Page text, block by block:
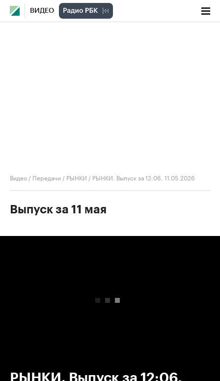
ВИДЕО
Видео / Передачи / РЫНКИ / РЫНКИ. Выпуск за 12:06, 11.05.2026
Выпуск за 11 мая
РЫНКИ. Выпуск за 12:06,